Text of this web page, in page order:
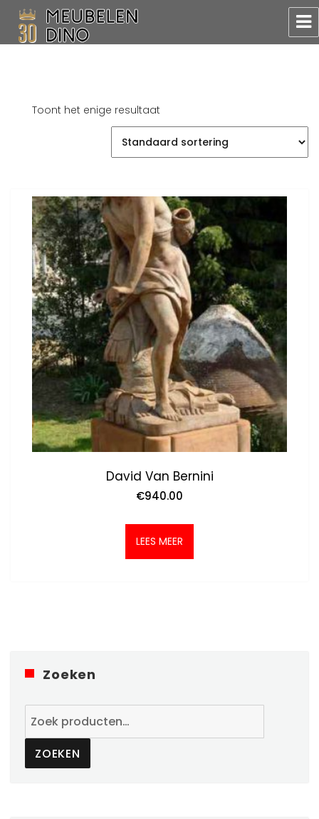
Toont het enige resultaat
David Van Bernini
€940.00
LEES MEER
Zoeken
ZOEKEN